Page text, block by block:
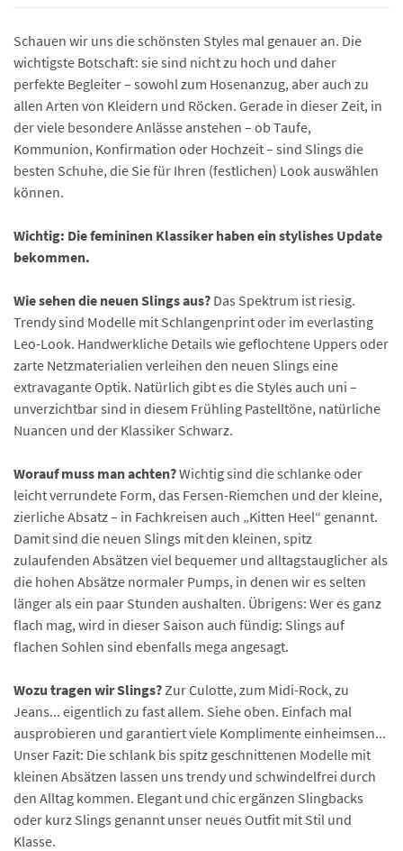
Schauen wir uns die schönsten Styles mal genauer an. Die
wichtigste Botschaft: sie sind nicht zu hoch und daher
perfekte Begleiter – sowohl zum Hosenanzug, aber auch zu
allen Arten von Kleidern und Röcken. Gerade in dieser Zeit, in
der viele besondere Anlässe anstehen – ob Taufe,
Kommunion, Konfirmation oder Hochzeit – sind Slings die
besten Schuhe, die Sie für Ihren (festlichen) Look auswählen
können.
Wichtig: Die femininen Klassiker haben ein stylishes Update
bekommen.
Wie sehen die neuen Slings aus? Das Spektrum ist riesig.
Trendy sind Modelle mit Schlangenprint oder im everlasting
Leo-Look. Handwerkliche Details wie geflochtene Uppers oder
zarte Netzmaterialien verleihen den neuen Slings eine
extravagante Optik. Natürlich gibt es die Styles auch uni –
unverzichtbar sind in diesem Frühling Pastelltöne, natürliche
Nuancen und der Klassiker Schwarz.
Worauf muss man achten?Wichtig sind die schlanke oder
leicht verrundete Form, das Fersen-Riemchen und der kleine,
zierliche Absatz – in Fachkreisen auch „Kitten Heel“ genannt.
Damit sind die neuen Slings mit den kleinen, spitz
zulaufenden Absätzen viel bequemer und alltagstauglicher als
die hohen Absätze normaler Pumps, in denen wir es selten
länger als ein paar Stunden aushalten. Übrigens: Wer es ganz
flach mag, wird in dieser Saison auch fündig: Slings auf
flachen Sohlen sind ebenfalls mega angesagt.
Wozu tragen wir Slings? Zur Culotte, zum Midi-Rock, zu
Jeans... eigentlich zu fast allem. Siehe oben. Einfach mal
ausprobieren und garantiert viele Komplimente einheimsen...
Unser Fazit: Die schlank bis spitz geschnittenen Modelle mit
kleinen Absätzen lassen uns trendy und schwindelfrei durch
den Alltag kommen. Elegant und chic ergänzen Slingbacks
oder kurz Slings genannt unser neues Outfit mit Stil und
Klasse.